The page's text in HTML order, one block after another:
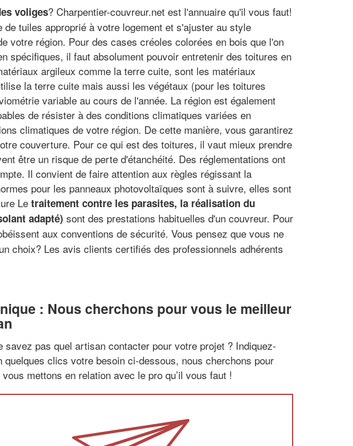
voliges? Charpentier-couvreur.net est l'annuaire qu'il vous faut!
tuiles approprié à votre logement et s'ajuster au style
votre région. Pour des cases créoles colorées en bois que l'on
spécifiques, il faut absolument pouvoir entretenir des toitures en
argileux comme la terre cuite, sont les matériaux
la terre cuite mais aussi les végétaux (pour les toitures
variable au cours de l'année. La région est également
de résister à des conditions climatiques variées en
climatiques de votre région. De cette manière, vous garantirez
couverture. Pour ce qui est des toitures, il vaut mieux prendre
être un risque de perte d'étanchéité. Des réglementations ont
Il convient de faire attention aux règles régissant la
pour les panneaux photovoltaïques sont à suivre, elles sont
Le traitement contre les parasites, la réalisation du
adapté) sont des prestations habituelles d'un couvreur. Pour
aux conventions de sécurité. Vous pensez que vous ne
choix? Les avis clients certifiés des professionnels adhérents
: Nous cherchons pour vous le meilleur
savez pas quel artisan contacter pour votre projet ? Indiquez-
quelques clics votre besoin ci-dessous, nous cherchons pour
mettons en relation avec le pro qu’il vous faut !